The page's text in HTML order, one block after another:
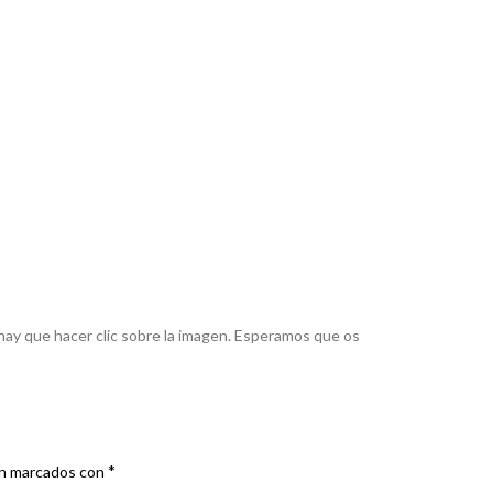
que hacer clic sobre la imagen. Esperamos que os
marcados con *